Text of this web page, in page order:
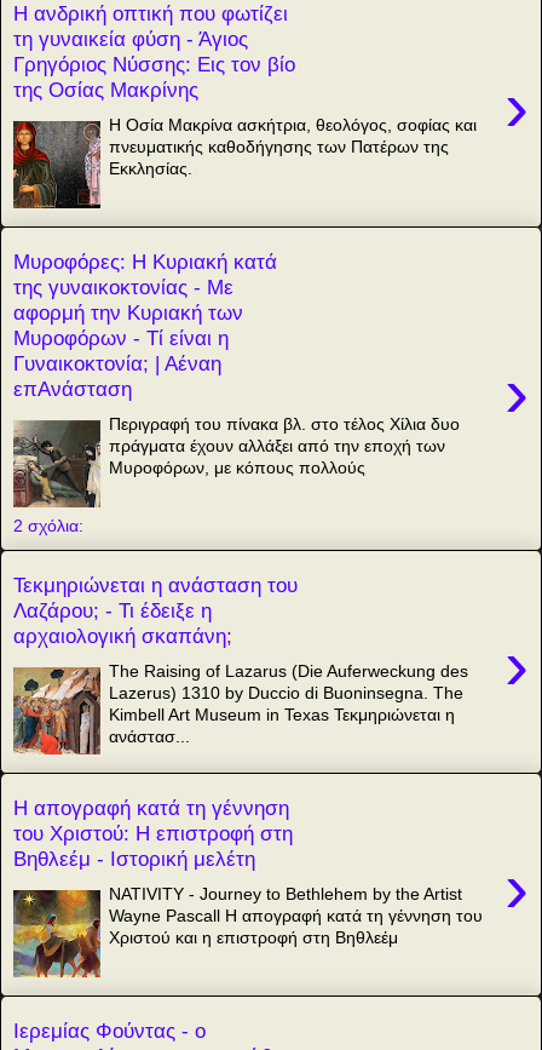
Η ανδρική οπτική που φωτίζει
τη γυναικεία φύση - Άγιος
Γρηγόριος Νύσσης: Εις τον βίο
της Οσίας Μακρίνης
›
Η Οσία Μακρίνα ασκήτρια, θεολόγος, σοφίας και
πνευματικής καθοδήγησης των Πατέρων της
Εκκλησίας.
Μυροφόρες: Η Κυριακή κατά
της γυναικοκτονίας - Με
αφορμή την Κυριακή των
Μυροφόρων - Τί είναι η
Γυναικοκτονία; | Αέναη
επΑνάσταση
›
Περιγραφή του πίνακα βλ. στο τέλος Χίλια δυο
πράγματα έχουν αλλάξει από την εποχή των
Μυροφόρων, με κόπους πολλούς
2 σχόλια:
Τεκμηριώνεται η ανάσταση του
Λαζάρου; - Τι έδειξε η
αρχαιολογική σκαπάνη;
›
The Raising of Lazarus (Die Auferweckung des
Lazerus) 1310 by Duccio di Buoninsegna. The
Kimbell Art Museum in Texas Τεκμηριώνεται η
ανάστασ...
Η απογραφή κατά τη γέννηση
του Χριστού: Η επιστροφή στη
Βηθλεέμ - Ιστορική μελέτη
›
NATIVITY - Journey to Bethlehem by the Artist
Wayne Pascall Η απογραφή κατά τη γέννηση του
Χριστού και η επιστροφή στη Βηθλεέμ
Ιερεμίας Φούντας - ο